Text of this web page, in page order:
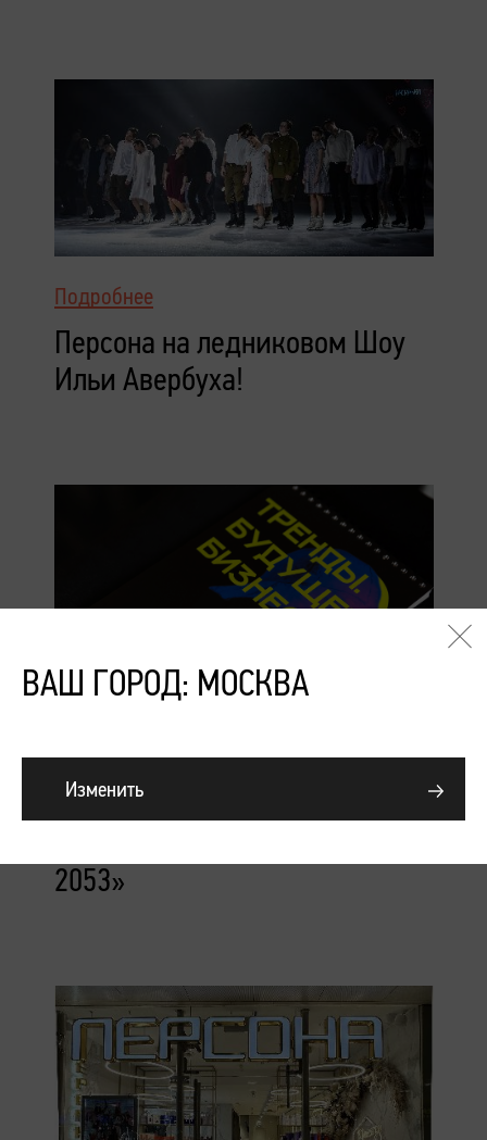
Подробнее
Персона на ледниковом Шоу
Ильи Авербуха!
Подробнее
Конференция «Тренды.
2053»
ВАШ ГОРОД: МОСКВА
Изменить